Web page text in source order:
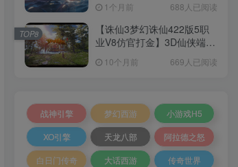
工具+管理后台+CDK授权后
台+安卓+架设教程
1个月前 688人已阅读
【诛仙3梦幻诛仙422版5职
业V8仿官打金】3D仙侠端游
工具+PC客户端+架设教程
10个月前 669人已阅读
TOP8
战神引擎 梦幻西游
小游戏H5
XO引擎
天龙八部
阿拉德之怒
白日门传奇
大话西游
传奇世界